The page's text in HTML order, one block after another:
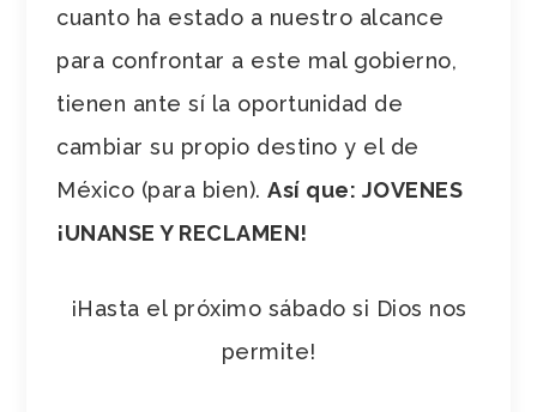
cuanto ha estado a nuestro alcance
para confrontar a este mal gobierno,
tienen ante sí la oportunidad de
cambiar su propio destino y el de
México (para bien).Así que: JOVENES
¡UNANSE Y RECLAMEN!
¡Hasta el próximo sábado si Dios nos
permite!